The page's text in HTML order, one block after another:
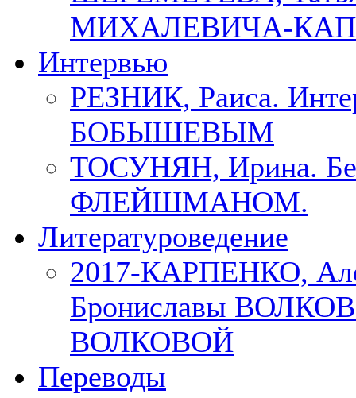
МИХАЛЕВИЧА-
Интервью
РЕЗНИК, Раиса.
БОБЫШЕВЫМ
ТОСУНЯН, Ирина.
ФЛЕЙШМАНОМ.
Литературоведение
2017-КАРПЕНКО,
Брониславы
ВОЛКОВОЙ
Переводы